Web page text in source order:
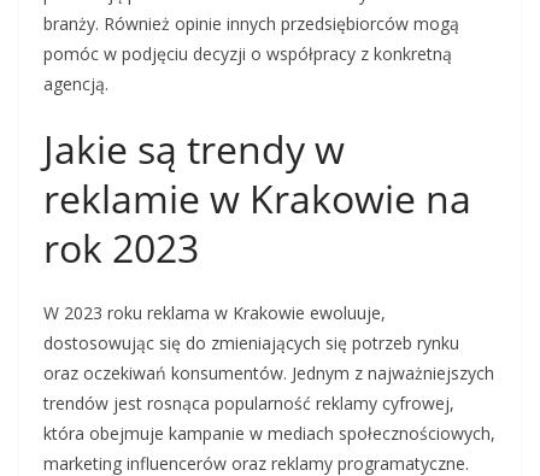
branży. Również opinie innych przedsiębiorców mogą
pomóc w podjęciu decyzji o współpracy z konkretną
agencją.
Jakie są trendy w
reklamie w Krakowie na
rok 2023
W 2023 roku reklama w Krakowie ewoluuje,
dostosowując się do zmieniających się potrzeb rynku
oraz oczekiwań konsumentów. Jednym z najważniejszych
trendów jest rosnąca popularność reklamy cyfrowej,
która obejmuje kampanie w mediach społecznościowych,
marketing influencerów oraz reklamy programatyczne.